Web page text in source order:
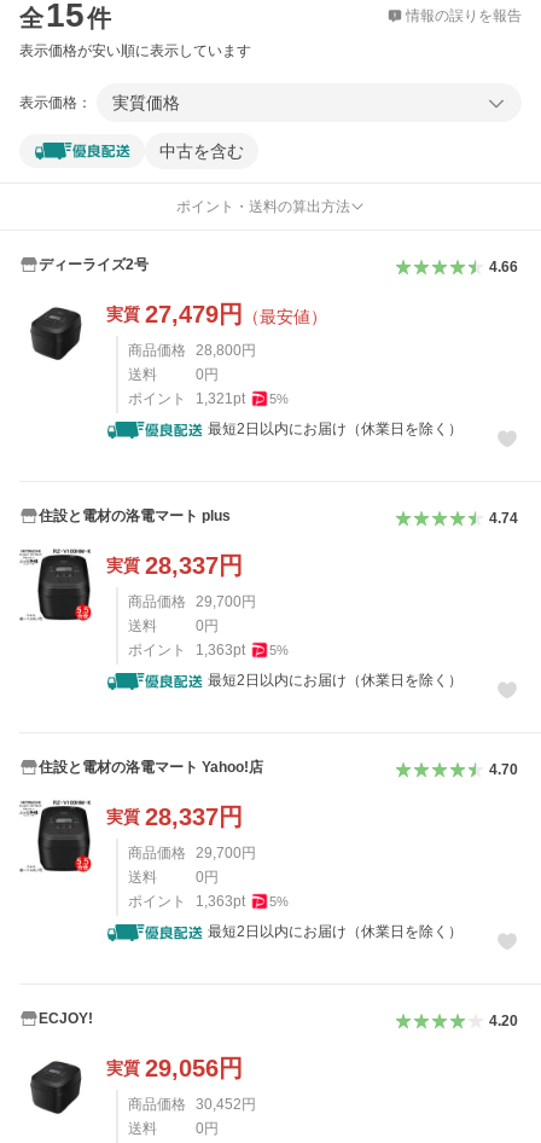
全15件 情報の誤りを報告
表示価格が安い順に表示しています
表示価格： 実質価格
中古を含む
ポイント・送料の算出方法
ディーライズ2号 4.66
実質 27,479円 （最安値）
商品価格 28,800 円
送料
0 円
ポイント
1,321pt 5%
最短2日以内にお届け（休業日を除く）
住設と電材の洛電マート plus 4.74
実質 28,337円
商品価格 29,700 円
送料
0 円
ポイント
1,363pt 5%
最短2日以内にお届け（休業日を除く）
住設と電材の洛電マート Yahoo!店 4.70
実質 28,337円
商品価格 29,700 円
送料
0 円
ポイント
1,363pt 5%
最短2日以内にお届け（休業日を除く）
ECJOY! 4.20
実質 29,056円
商品価格 30,452 円
送料
0 円